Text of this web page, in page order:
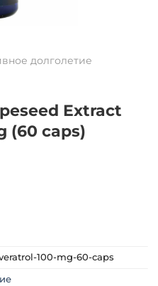
долголетие
Extract
(60 caps)
100-mg-60-caps